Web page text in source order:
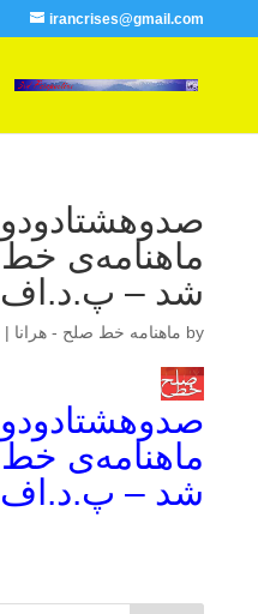
irancrises@gmail.com
ماهنامه‌ی
شد – پ.د.اف
by ماهنامه خط صلح - هرانا |
ماهنامه‌ی
شد – پ.د.اف